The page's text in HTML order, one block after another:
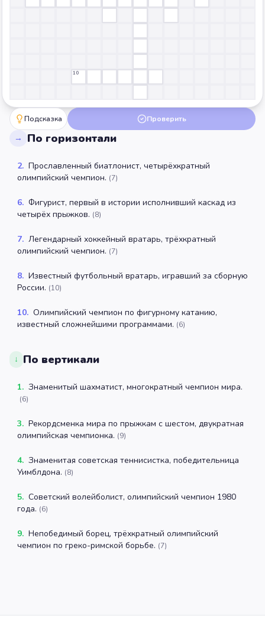
10
Подсказка Проверить
→ По горизонтали
2. Прославленный биатлонист, четырёхкратный
олимпийский чемпион. (7)
6. Фигурист, первый в истории исполнивший каскад из
четырёх прыжков. (8)
7. Легендарный хоккейный вратарь, трёхкратный
олимпийский чемпион. (7)
8. Известный футбольный вратарь, игравший за сборную
России. (10)
10. Олимпийский чемпион по фигурному катанию,
известный сложнейшими программами. (6)
↓ По вертикали
1. Знаменитый шахматист, многократный чемпион мира.
(6)
3. Рекордсменка мира по прыжкам с шестом, двукратная
олимпийская чемпионка. (9)
4. Знаменитая советская теннисистка, победительница
Уимблдона. (8)
5. Советский волейболист, олимпийский чемпион 1980
года. (6)
9. Непобедимый борец, трёхкратный олимпийский
чемпион по греко-римской борьбе. (7)